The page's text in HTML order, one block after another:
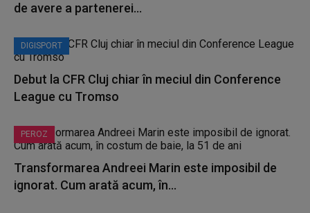
de avere a partenerei...
DIGISPORT
Debut la CFR Cluj chiar în meciul din Conference
League cu Tromso
PEROZ
Transformarea Andreei Marin este imposibil de
ignorat. Cum arată acum, în...